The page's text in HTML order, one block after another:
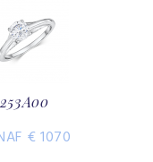
253A00
€ 1070